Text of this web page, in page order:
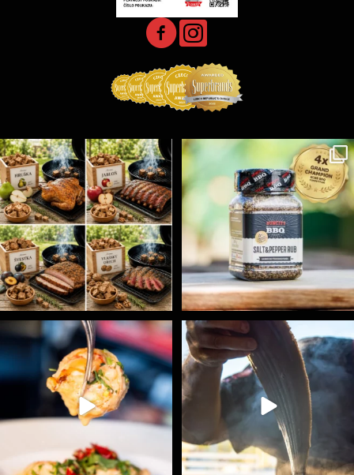
Udící špalíky - BORN TO SMOKE - různé druhy k...
5 0
Koření Suncity – autentická BBQ chuť u vás doma!...
1 0
Spoustu podobných triků, které vám usnadní nejenom ...
9 0
Ryba na grilu je opravdu rychlá, a stejně tak